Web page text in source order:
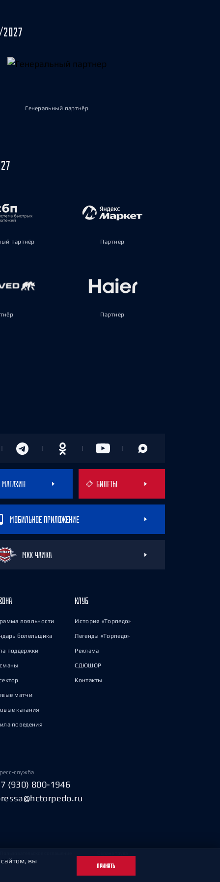
Генеральный партнёр
партнёр Партнёр
Партнёр
МАГАЗИН БИЛЕТЫ
МОБИЛЬНОЕ ПРИЛОЖЕНИЕ
МХК ЧАЙКА
лояльности
болельщика
поддержки
матчи
катания
поведения
КЛУБ
История «Торпедо»
Легенды «Торпедо»
Реклама
СДЮШОР
Контакты
служба
(930) 800-1946
сайтом, вы
ПРИНЯТЬ